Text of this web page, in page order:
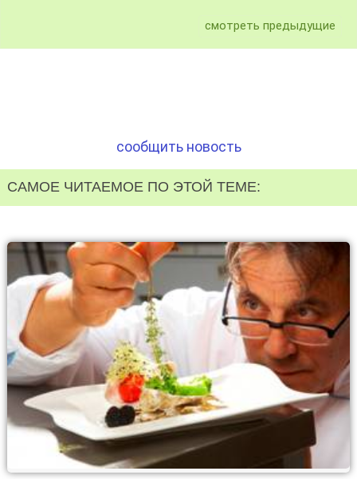
смотреть предыдущие
сообщить новость
САМОЕ ЧИТАЕМОЕ ПО ЭТОЙ ТЕМЕ: